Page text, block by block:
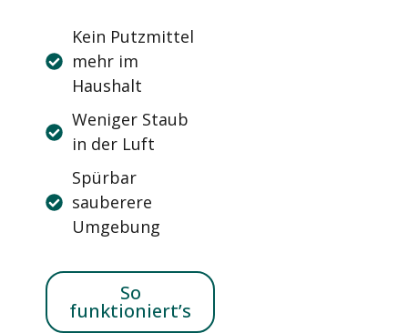
Kein Putzmittel
mehr im
Haushalt
Weniger Staub
in der Luft
Spürbar
sauberere
Umgebung
So
funktioniert’s